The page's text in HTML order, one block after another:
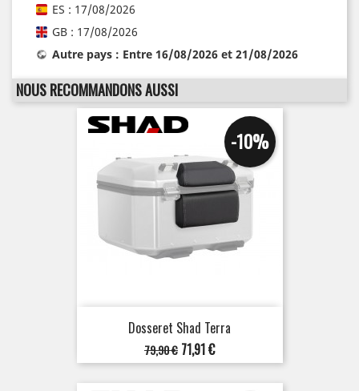
ES : 17/08/2026
GB : 17/08/2026
Autre pays : Entre 16/08/2026 et 21/08/2026
NOUS RECOMMANDONS AUSSI
Dosseret Shad Terra
Prix
de
base
79,90 €
-10%
Prix
71,91 €